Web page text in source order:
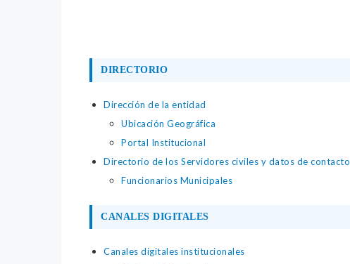
DIRECTORIO
Dirección de la entidad
Ubicación Geográfica
Portal Institucional
Directorio de los Servidores civiles y datos de contacto
Funcionarios Municipales
CANALES DIGITALES
Canales digitales institucionales